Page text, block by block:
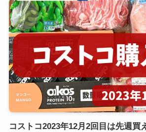
コストコ2023年12月2回目は先週買